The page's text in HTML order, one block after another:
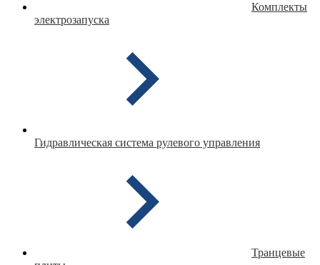
Комплекты
электрозапуска
Гидравлическая система рулевого управления
Транцевые